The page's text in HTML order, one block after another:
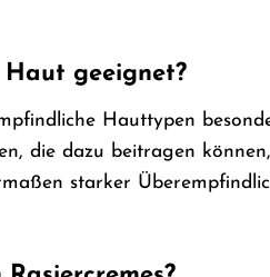
geeignet?
Hauttypen
die dazu beitragen
starker